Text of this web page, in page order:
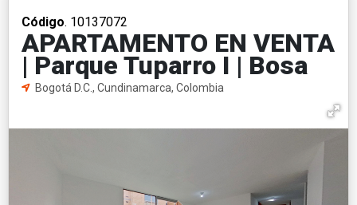
Código. 10137072
APARTAMENTO EN VENTA
| Parque Tuparro I | Bosa
Bogotá D.C., Cundinamarca, Colombia